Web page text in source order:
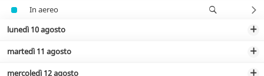
In aereo
lunedì 10 agosto
martedì 11 agosto
mercoledì 12 agosto